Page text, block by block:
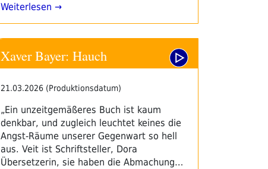
Weiterlesen →
Xaver Bayer: Hauch
21.03.2026 (Produktionsdatum)
„Ein unzeitgemäßeres Buch ist kaum
denkbar, und zugleich leuchtet keines die
Angst-Räume unserer Gegenwart so hell
aus. Veit ist Schriftsteller, Dora
Übersetzerin, sie haben die Abmachung…